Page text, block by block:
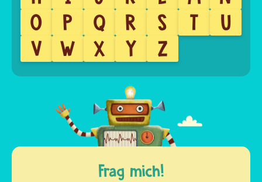
O
P Q R S T
U
V
W X Y Z
Frag mich!